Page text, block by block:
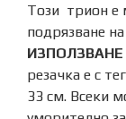
Този трион е
подрязване
резачка е с
33 см. Всеки